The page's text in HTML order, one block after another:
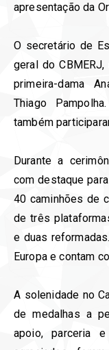
apresentação da
O secretário de
geral do
primeira-dama
Thiago
também
Durante a
com destaque
40 caminhões de
de três
e duas
Europa e contam
⁣A solenidade no
de medalhas a
apoio, parceria